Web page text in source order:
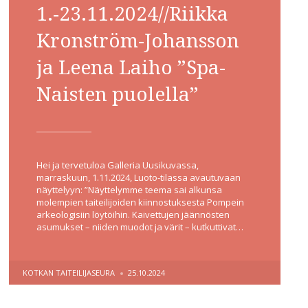
1.-23.11.2024//Riikka
Kronström-Johansson
ja Leena Laiho ”Spa-
Naisten puolella”
Hei ja tervetuloa Galleria Uusikuvassa,
marraskuun, 1.11.2024, Luoto-tilassa avautuvaan
näyttelyyn: ”Näyttelymme teema sai alkunsa
molempien taiteilijoiden kiinnostuksesta Pompein
arkeologisiin löytöihin. Kaivettujen jäännösten
asumukset – niiden muodot ja värit – kutkuttivat…
POSTED
BY
KOTKAN TAITEILIJASEURA 25.10.2024